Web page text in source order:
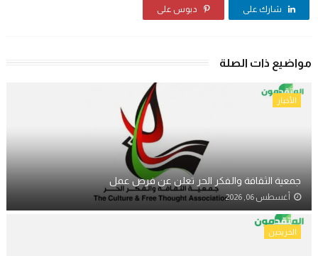
شارك على دبوس على
مواضيع ذات الصلة
الأخبار
جمعية الثقافة والفكر الحر تعلن عن فرص عمل
أغسطس 06, 2026
الخريجين